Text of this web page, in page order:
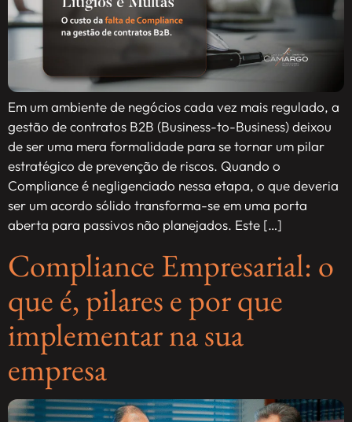
Em um ambiente de negócios cada vez mais regulado, a
gestão de contratos B2B (Business-to-Business) deixou
de ser uma mera formalidade para se tornar um pilar
estratégico de prevenção de riscos. Quando o
Compliance é negligenciado nessa etapa, o que deveria
ser um acordo sólido transforma-se em uma porta
aberta para passivos não planejados. Este […]
Compliance Empresarial: o
que é, pilares e por que
implementar na sua
empresa